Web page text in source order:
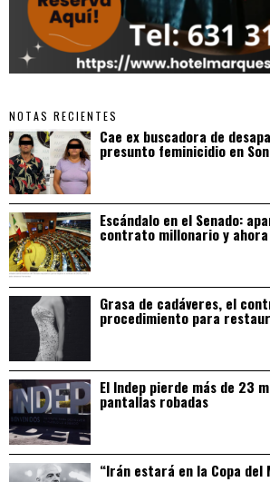
NOTAS RECIENTES
Cae ex buscadora de
presunto feminicidio en
Escándalo en el Senado:
contrato millonario y
Grasa de cadáveres, el
procedimiento para
El Indep pierde más de 23
pantallas robadas
“Irán estará en la Copa del